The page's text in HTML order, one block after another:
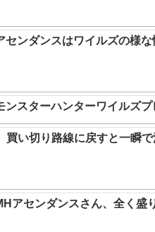
センダンスはワイルズの様
ンスターハンターワイルズ
買い切り路線に戻すと一瞬
アセンダンスさん、全く盛